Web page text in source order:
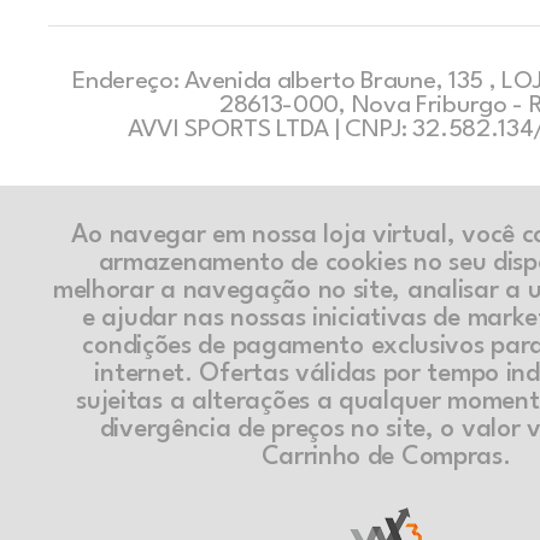
Endereço: Avenida alberto Braune, 135 ,
28613-000, Nova Friburgo -
AVVI SPORTS LTDA | CNPJ:
Ao navegar em nossa loja virtual, você
armazenamento de cookies no seu
melhorar a navegação no site, analisar a
e ajudar nas nossas iniciativas de
condições de pagamento exclusivos
internet. Ofertas válidas por tempo
sujeitas a alterações a qualquer
divergência de preços no site, o valor
Carrinho de Compras.